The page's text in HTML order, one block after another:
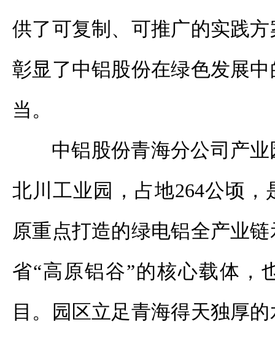
供了可复制、可推广的实践
彰显了中铝股份在绿色发展
当。
中铝股份青海分公司产
北川工业园，占地264公顷
原重点打造的绿电铝全产业
省“高原铝谷”的核心载体，
目。园区立足青海得天独厚